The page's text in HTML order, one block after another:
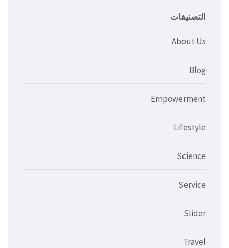
التصنيفات
About Us
Blog
Empowerment
Lifestyle
Science
Service
Slider
Travel